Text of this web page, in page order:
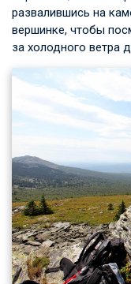
развалившись на
вершинке, чтобы
за холодного ветра